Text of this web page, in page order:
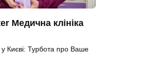
Медична клініка
Києві: Турбота про Ваше